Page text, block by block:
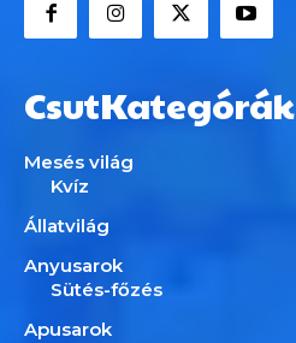
CsutKategórák
Mesés világ
Kvíz
Állatvilág
Anyusarok
Sütés-főzés
Apusarok